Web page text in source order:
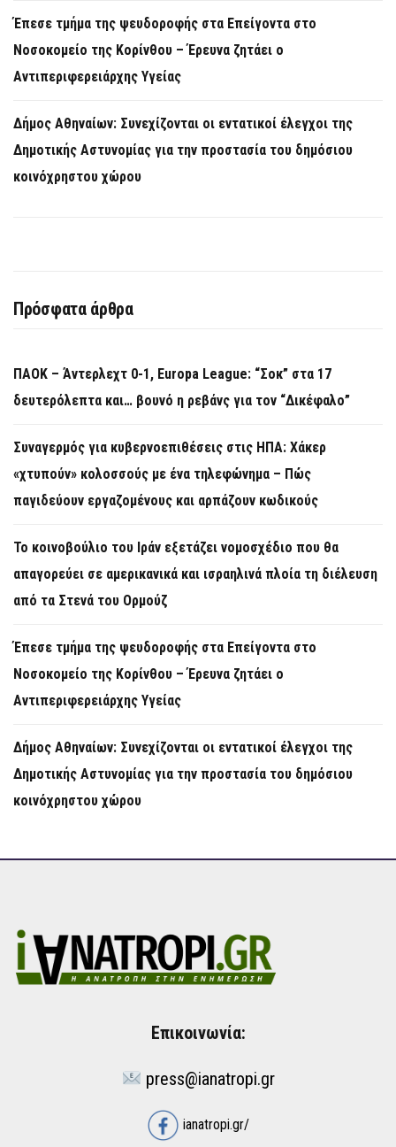
Έπεσε τμήμα της ψευδοροφής στα Επείγοντα στο
Νοσοκομείο της Κορίνθου – Έρευνα ζητάει ο
Αντιπεριφερειάρχης Υγείας
Δήμος Αθηναίων: Συνεχίζονται οι εντατικοί έλεγχοι της
Δημοτικής Αστυνομίας για την προστασία του δημόσιου
κοινόχρηστου χώρου
Πρόσφατα άρθρα
ΠΑΟΚ – Άντερλεχτ 0-1, Europa League: “Σοκ” στα 17
δευτερόλεπτα και… βουνό η ρεβάνς για τον “Δικέφαλο”
Συναγερμός για κυβερνοεπιθέσεις στις ΗΠΑ: Χάκερ
«χτυπούν» κολοσσούς με ένα τηλεφώνημα – Πώς
παγιδεύουν εργαζομένους και αρπάζουν κωδικούς
Το κοινοβούλιο του Ιράν εξετάζει νομοσχέδιο που θα
απαγορεύει σε αμερικανικά και ισραηλινά πλοία τη διέλευση
από τα Στενά του Ορμούζ
Έπεσε τμήμα της ψευδοροφής στα Επείγοντα στο
Νοσοκομείο της Κορίνθου – Έρευνα ζητάει ο
Αντιπεριφερειάρχης Υγείας
Δήμος Αθηναίων: Συνεχίζονται οι εντατικοί έλεγχοι της
Δημοτικής Αστυνομίας για την προστασία του δημόσιου
κοινόχρηστου χώρου
Επικοινωνία:
press@ianatropi.gr
ianatropi.gr/